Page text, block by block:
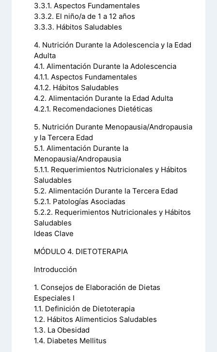
3.3.1. Aspectos Fundamentales
3.3.2. El niño/a de 1 a 12 años
3.3.3. Hábitos Saludables
4. Nutrición Durante la Adolescencia y la Edad
Adulta
4.1. Alimentación Durante la Adolescencia
4.1.1. Aspectos Fundamentales
4.1.2. Hábitos Saludables
4.2. Alimentación Durante la Edad Adulta
4.2.1. Recomendaciones Dietéticas
5. Nutrición Durante Menopausia/Andropausia
y la Tercera Edad
5.1. Alimentación Durante la
Menopausia/Andropausia
5.1.1. Requerimientos Nutricionales y Hábitos
Saludables
5.2. Alimentación Durante la Tercera Edad
5.2.1. Patologías Asociadas
5.2.2. Requerimientos Nutricionales y Hábitos
Saludables
Ideas Clave
MÓDULO 4. DIETOTERAPIA
Introducción
1. Consejos de Elaboración de Dietas
Especiales I
1.1. Definición de Dietoterapia
1.2. Hábitos Alimenticios Saludables
1.3. La Obesidad
1.4. Diabetes Mellitus